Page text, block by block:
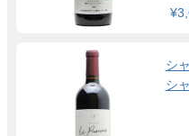
シ
シ